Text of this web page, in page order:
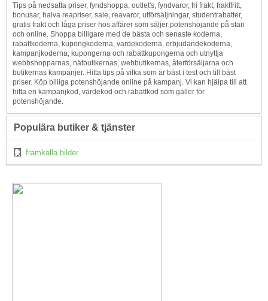
Tips på nedsatta priser, fyndshoppa, outlet's, fyndvaror, fri frakt, fraktfritt,
bonusar, halva reapriser, sale, reavaror, utförsäljningar, studentrabatter,
gratis frakt och låga priser hos affärer som säljer potenshöjande på stan
och online. Shoppa billigare med de bästa och senaste koderna,
rabattkoderna, kupongkoderna, värdekoderna, erbjudandekoderna,
kampanjkoderna, kupongerna och rabattkupongerna och utnyttja
webbshopparnas, nätbutikernas, webbutikernas, återförsäljarna och
butikernas kampanjer. Hitta tips på vilka som är bäst i test och till bäst
priser. Köp billiga potenshöjande online på kampanj. Vi kan hjälpa till att
hitta en kampanjkod, värdekod och rabattkod som gäller för
potenshöjande.
Populära butiker & tjänster
framkalla bilder